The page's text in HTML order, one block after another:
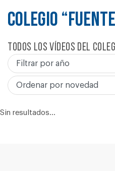
COLEGIO
Todos los vídeos del
Sin resultados...